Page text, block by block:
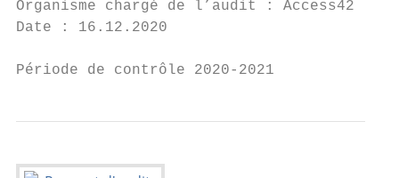
Organisme chargé de l’audit : Access42
Date : 16.12.2020
Période de contrôle 2020-2021